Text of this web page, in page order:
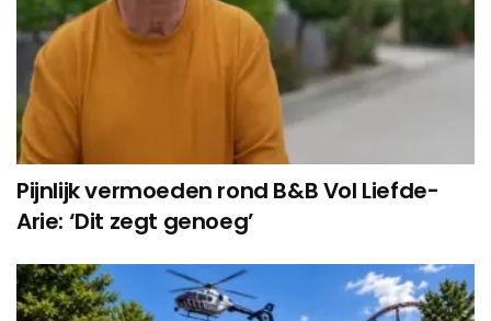
Pijnlijk vermoeden rond B&B Vol Liefde-
Arie: ‘Dit zegt genoeg’